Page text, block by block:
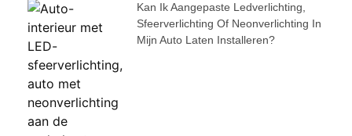
Kan Ik Aangepaste Ledverlichting,
Sfeerverlichting Of Neonverlichting In
Mijn Auto Laten Installeren?